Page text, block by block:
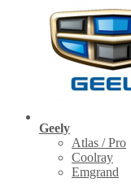
Geely
Atlas / Pro
Coolray
Emgrand